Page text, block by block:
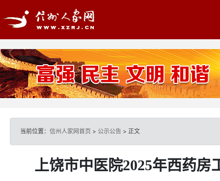
当前位置： 信州人家网首页 > 公示公告 > 正文
上饶市中医院2025年西药房